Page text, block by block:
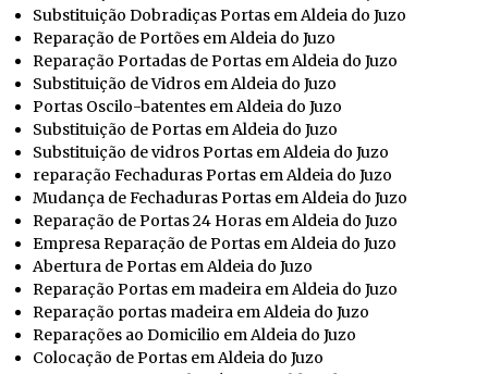
Substituição Dobradiças Portas em Aldeia do Juzo
Reparação de Portões em Aldeia do Juzo
Reparação Portadas de Portas em Aldeia do Juzo
Substituição de Vidros em Aldeia do Juzo
Portas Oscilo-batentes em Aldeia do Juzo
Substituição de Portas em Aldeia do Juzo
Substituição de vidros Portas em Aldeia do Juzo
reparação Fechaduras Portas em Aldeia do Juzo
Mudança de Fechaduras Portas em Aldeia do Juzo
Reparação de Portas 24 Horas em Aldeia do Juzo
Empresa Reparação de Portas em Aldeia do Juzo
Abertura de Portas em Aldeia do Juzo
Reparação Portas em madeira em Aldeia do Juzo
Reparação portas madeira em Aldeia do Juzo
Reparações ao Domicilio em Aldeia do Juzo
Colocação de Portas em Aldeia do Juzo